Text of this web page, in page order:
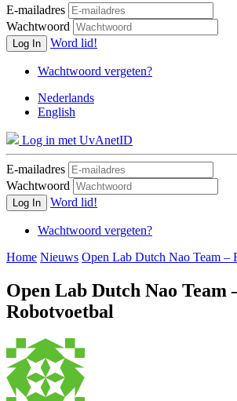
E-mailadres
Wachtwoord
Log In Word lid!
Wachtwoord vergeten?
Nederlands
English
Log in met UvAnetID
E-mailadres
Wachtwoord
Log In Word lid!
Wachtwoord vergeten?
Home Nieuws Open Lab Dutch Nao Team –
Open Lab Dutch Nao Team
Robotvoetbal